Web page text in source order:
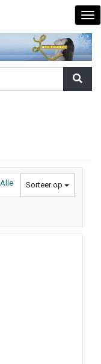
Alle Sorteer op